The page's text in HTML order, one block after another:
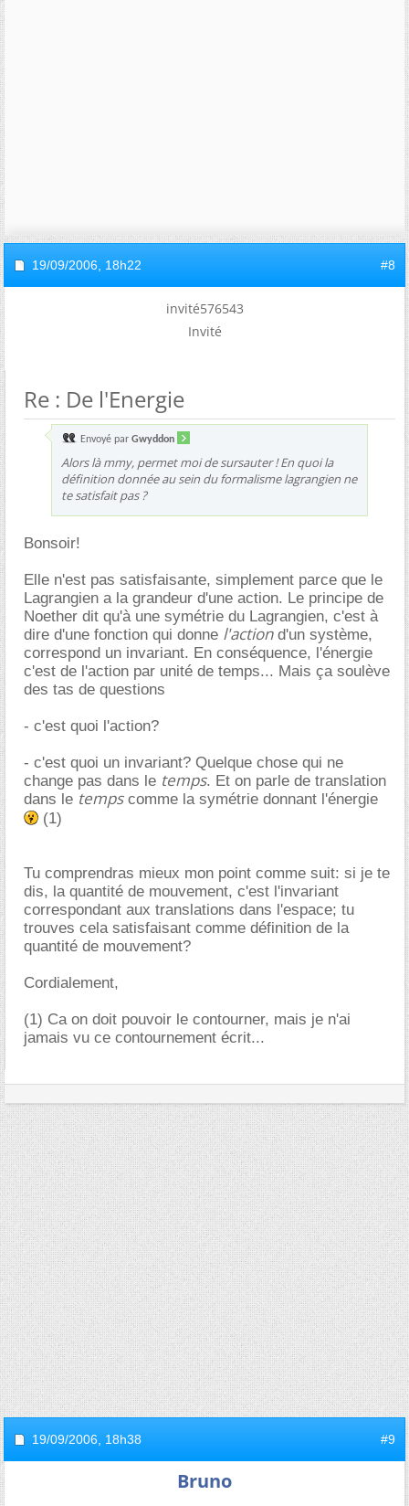
19/09/2006, 18h22 #8
invité576543
Invité
Re : De l'Energie
Envoyé par Gwyddon
Alors là mmy, permet moi de sursauter ! En quoi la
définition donnée au sein du formalisme lagrangien ne
te satisfait pas ?
Bonsoir!
Elle n'est pas satisfaisante, simplement parce que le
Lagrangien a la grandeur d'une action. Le principe de
Noether dit qu'à une symétrie du Lagrangien, c'est à
dire d'une fonction qui donne l'actiond'un système,
correspond un invariant. En conséquence, l'énergie
c'est de l'action par unité de temps... Mais ça soulève
des tas de questions
- c'est quoi l'action?
- c'est quoi un invariant? Quelque chose qui ne
change pas dans le temps. Et on parle de translation
dans le tempscomme la symétrie donnant l'énergie
(1)
Tu comprendras mieux mon point comme suit: si je te
dis, la quantité de mouvement, c'est l'invariant
correspondant aux translations dans l'espace; tu
trouves cela satisfaisant comme définition de la
quantité de mouvement?
Cordialement,
(1) Ca on doit pouvoir le contourner, mais je n'ai
jamais vu ce contournement écrit...
19/09/2006, 18h38 #9
Bruno